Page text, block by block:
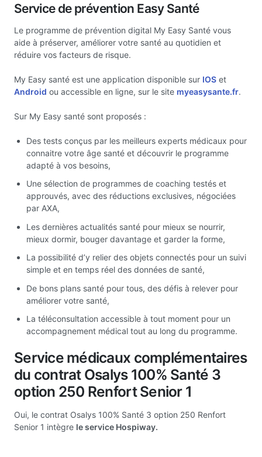
Service de prévention Easy Santé
Le programme de prévention digital My Easy Santé vous
aide à préserver, améliorer votre santé au quotidien et
réduire vos facteurs de risque.
My Easy santé est une application disponible sur IOS et
Android ou accessible en ligne, sur le site myeasysante.fr.
Sur My Easy santé sont proposés :
Des tests conçus par les meilleurs experts médicaux pour
connaitre votre âge santé et découvrir le programme
adapté à vos besoins,
Une sélection de programmes de coaching testés et
approuvés, avec des réductions exclusives, négociées
par AXA,
Les dernières actualités santé pour mieux se nourrir,
mieux dormir, bouger davantage et garder la forme,
La possibilité d’y relier des objets connectés pour un suivi
simple et en temps réel des données de santé,
De bons plans santé pour tous, des défis à relever pour
améliorer votre santé,
La téléconsultation accessible à tout moment pour un
accompagnement médical tout au long du programme.
Service médicaux complémentaires
du contrat Osalys 100% Santé 3
option 250 Renfort Senior 1
Oui, le contrat Osalys 100% Santé 3 option 250 Renfort
Senior 1 intègre le service Hospiway.